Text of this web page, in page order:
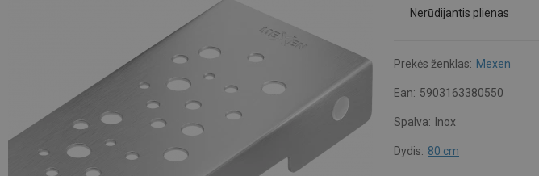
Nerūdijantis plienas
Prekės ženklas: Mexen
Ean: 5903163380550
Spalva: Inox
Dydis: 80 cm